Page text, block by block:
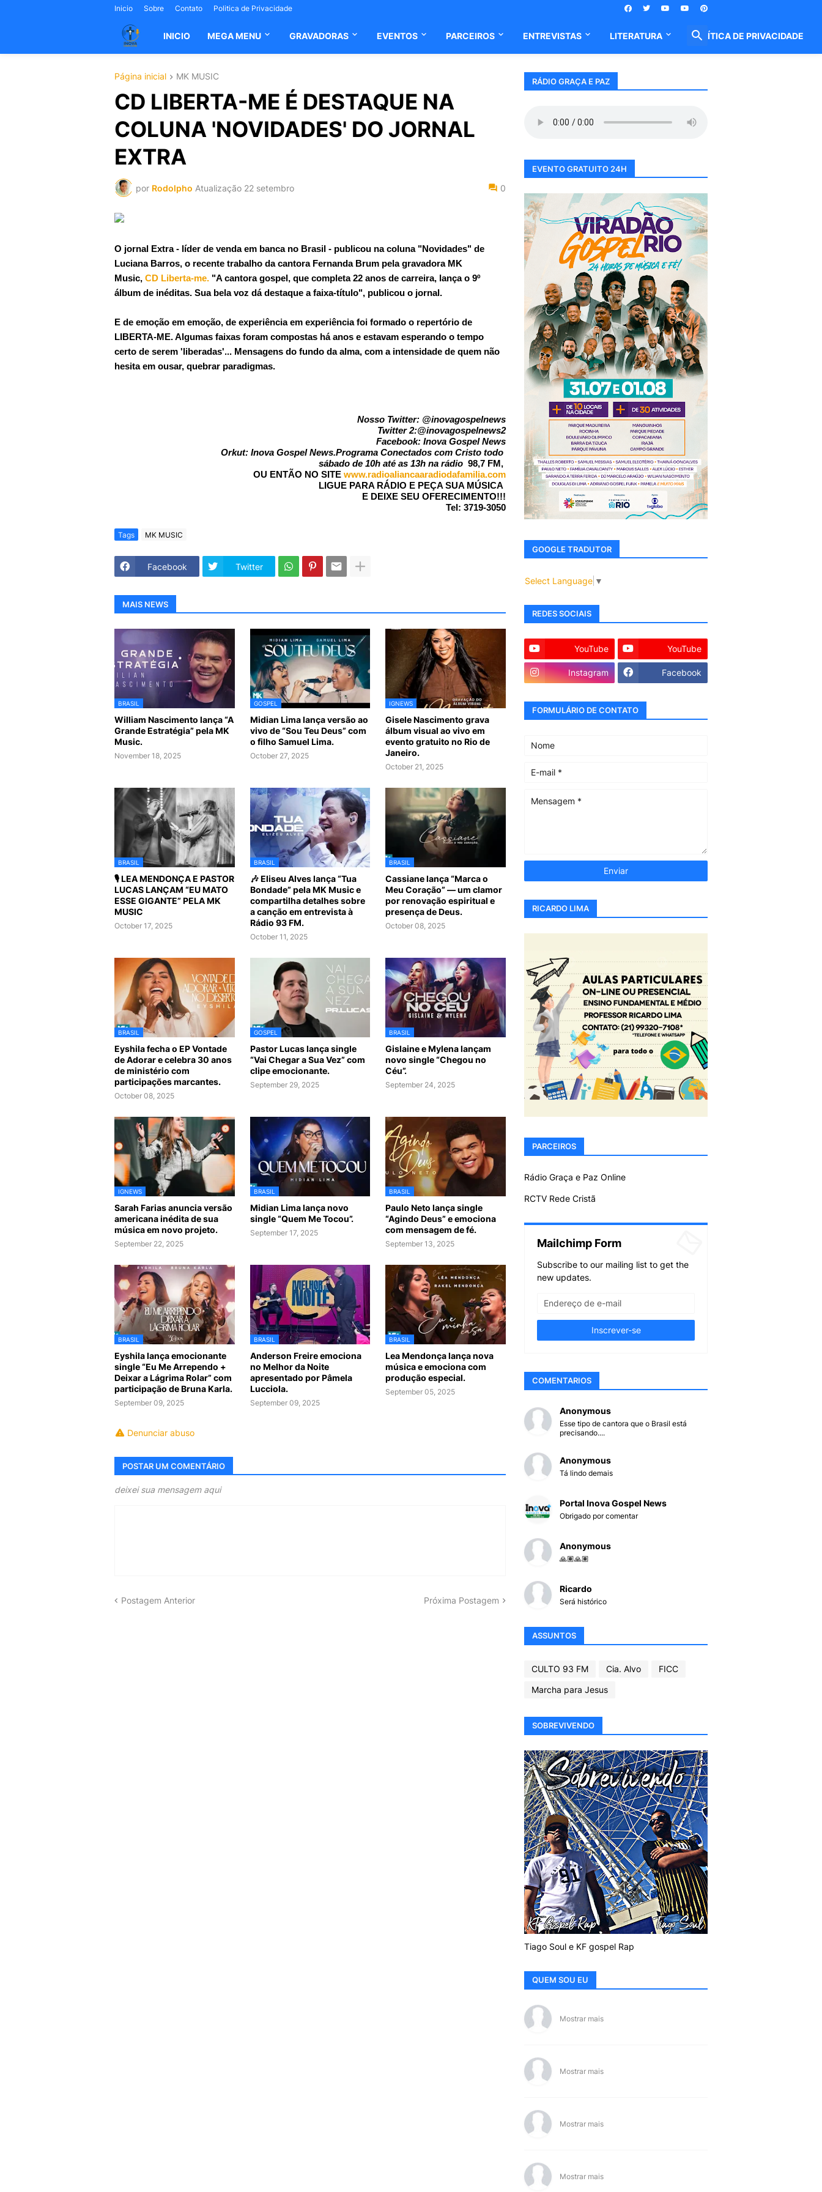
Inicio Sobre Contato Politica de Privacidade
INICIO MEGA MENU GRAVADORAS EVENTOS PARCEIROS ENTREVISTAS LITERATURA POLÍTICA DE PRIVACIDADE
Página inicial MK MUSIC
CD LIBERTA-ME É DESTAQUE NA
COLUNA 'NOVIDADES' DO JORNAL
EXTRA
por Rodolpho Atualização 22 setembro 0
O jornal Extra - líder de venda em banca no Brasil - publicou na coluna "Novidades" de
Luciana Barros, o recente trabalho da cantora Fernanda Brum pela gravadora MK
Music, CD Liberta-me. "A cantora gospel, que completa 22 anos de carreira, lança o 9º
álbum de inéditas. Sua bela voz dá destaque a faixa-título", publicou o jornal.
E de emoção em emoção, de experiência em experiência foi formado o repertório de
LIBERTA-ME. Algumas faixas foram compostas há anos e estavam esperando o tempo
certo de serem 'liberadas'... Mensagens do fundo da alma, com a intensidade de quem não
hesita em ousar, quebrar paradigmas.
Nosso Twitter: @inovagospelnews
Twitter 2:@inovagospelnews2
Facebook: Inova Gospel News
Orkut: Inova Gospel News.Programa Conectados com Cristo todo
sábado de 10h até as 13h na rádio 98,7 FM,
OU ENTÃO NO SITE www.radioaliancaaradiodafamilia.com
LIGUE PARA RÁDIO E PEÇA SUA MÚSICA
E DEIXE SEU OFERECIMENTO!!!
Tel: 3719-3050
Tags MK MUSIC
Facebook Twitter
MAIS NEWS
BRASIL
William Nascimento lança “A
Grande Estratégia” pela MK
Music.
November 18, 2025
GOSPEL
Midian Lima lança versão ao
vivo de “Sou Teu Deus” com
o filho Samuel Lima.
October 27, 2025
IGNEWS
Gisele Nascimento grava
álbum visual ao vivo em
evento gratuito no Rio de
Janeiro.
October 21, 2025
BRASIL
🎙️ LEA MENDONÇA E PASTOR
LUCAS LANÇAM “EU MATO
ESSE GIGANTE” PELA MK
MUSIC
October 17, 2025
BRASIL
🎶 Eliseu Alves lança “Tua
Bondade” pela MK Music e
compartilha detalhes sobre
a canção em entrevista à
Rádio 93 FM.
October 11, 2025
BRASIL
Cassiane lança “Marca o
Meu Coração” — um clamor
por renovação espiritual e
presença de Deus.
October 08, 2025
BRASIL
Eyshila fecha o EP Vontade
de Adorar e celebra 30 anos
de ministério com
participações marcantes.
October 08, 2025
GOSPEL
Pastor Lucas lança single
“Vai Chegar a Sua Vez” com
clipe emocionante.
September 29, 2025
BRASIL
Gislaine e Mylena lançam
novo single “Chegou no
Céu”.
September 24, 2025
IGNEWS
Sarah Farias anuncia versão
americana inédita de sua
música em novo projeto.
September 22, 2025
BRASIL
Midian Lima lança novo
single “Quem Me Tocou”.
September 17, 2025
BRASIL
Paulo Neto lança single
“Agindo Deus” e emociona
com mensagem de fé.
September 13, 2025
BRASIL
Eyshila lança emocionante
single “Eu Me Arrependo +
Deixar a Lágrima Rolar” com
participação de Bruna Karla.
September 09, 2025
BRASIL
Anderson Freire emociona
no Melhor da Noite
apresentado por Pâmela
Lucciola.
September 09, 2025
BRASIL
Lea Mendonça lança nova
música e emociona com
produção especial.
September 05, 2025
Denunciar abuso
POSTAR UM COMENTÁRIO
deixei sua mensagem aqui
Postagem Anterior Próxima Postagem
RÁDIO GRAÇA E PAZ
EVENTO GRATUITO 24H
GOOGLE TRADUTOR
Select Language ▼
REDES SOCIAIS
YouTube YouTube
Instagram Facebook
FORMULÁRIO DE CONTATO
RICARDO LIMA
PARCEIROS
Rádio Graça e Paz Online
RCTV Rede Cristã
Mailchimp Form
Subscribe to our mailing list to get the
new updates.
COMENTARIOS
Anonymous
Esse tipo de cantora que o Brasil está
precisando....
Anonymous
Tá lindo demais
Portal Inova Gospel News
Obrigado por comentar
Anonymous
🙏🏽🙏🏽
Ricardo
Será histórico
ASSUNTOS
CULTO 93 FM Cia. Alvo
FICC
Marcha para Jesus
SOBREVIVENDO
Tiago Soul e KF gospel Rap
QUEM SOU EU
Mostrar mais
Mostrar mais
Mostrar mais
Mostrar mais